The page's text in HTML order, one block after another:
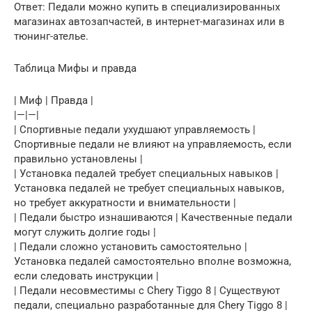
Ответ: Педали можно купить в специализированных
магазинах автозапчастей, в интернет-магазинах или в
тюнинг-ателье.
Таблица Мифы и правда
| Миф | Правда |
|—|—|
| Спортивные педали ухудшают управляемость |
Спортивные педали не влияют на управляемость, если
правильно установлены |
| Установка педалей требует специальных навыков |
Установка педалей не требует специальных навыков,
но требует аккуратности и внимательности |
| Педали быстро изнашиваются | Качественные педали
могут служить долгие годы |
| Педали сложно установить самостоятельно |
Установка педалей самостоятельно вполне возможна,
если следовать инструкции |
| Педали несовместимы с Chery Tiggo 8 | Существуют
педали, специально разработанные для Chery Tiggo 8 |